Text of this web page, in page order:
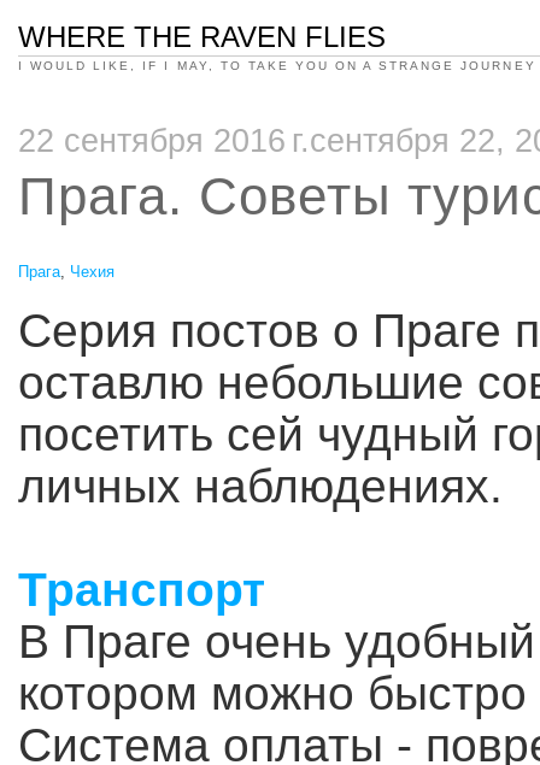
WHERE THE RAVEN FLIES
I WOULD LIKE, IF I MAY, TO TAKE YOU ON A STRANGE JOURNEY
22 сентября 2016 г.сентября 22,
Прага. Советы
Прага Чехия
Серия постов о Праге
оставлю небольшие
посетить сей чудный
личных наблюдениях.
Транспорт
В Праге очень
котором можно быстро
Система оплаты -